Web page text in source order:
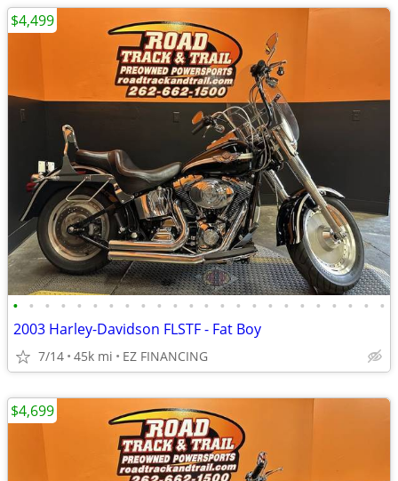
• • • • • • • • • • • • • • • • • • • • • • • •
2003 Harley-Davidson FLSTF - Fat Boy
7/14 45k mi EZ FINANCING
$4,499
$4,699